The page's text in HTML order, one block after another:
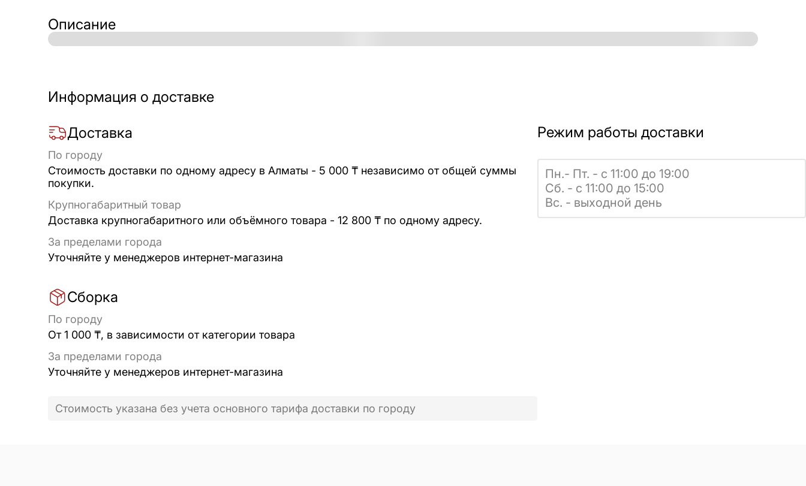
Описание
Информация о доставке
Доставка
По городу
Стоимость доставки по одному адресу в Алматы - 5 000 ₸ независимо от общей суммы
покупки.
Крупногабаритный товар
Доставка крупногабаритного или объёмного товара - 12 800 ₸ по одному адресу.
За пределами города
Уточняйте у менеджеров интернет-магазина
Сборка
По городу
От 1 000 ₸, в зависимости от категории товара
За пределами города
Уточняйте у менеджеров интернет-магазина
Стоимость указана без учета основного тарифа доставки по городу
Режим работы доставки
Пн.- Пт. - с 11:00 до 19:00
Сб. - с 11:00 до 15:00
Вс. - выходной день